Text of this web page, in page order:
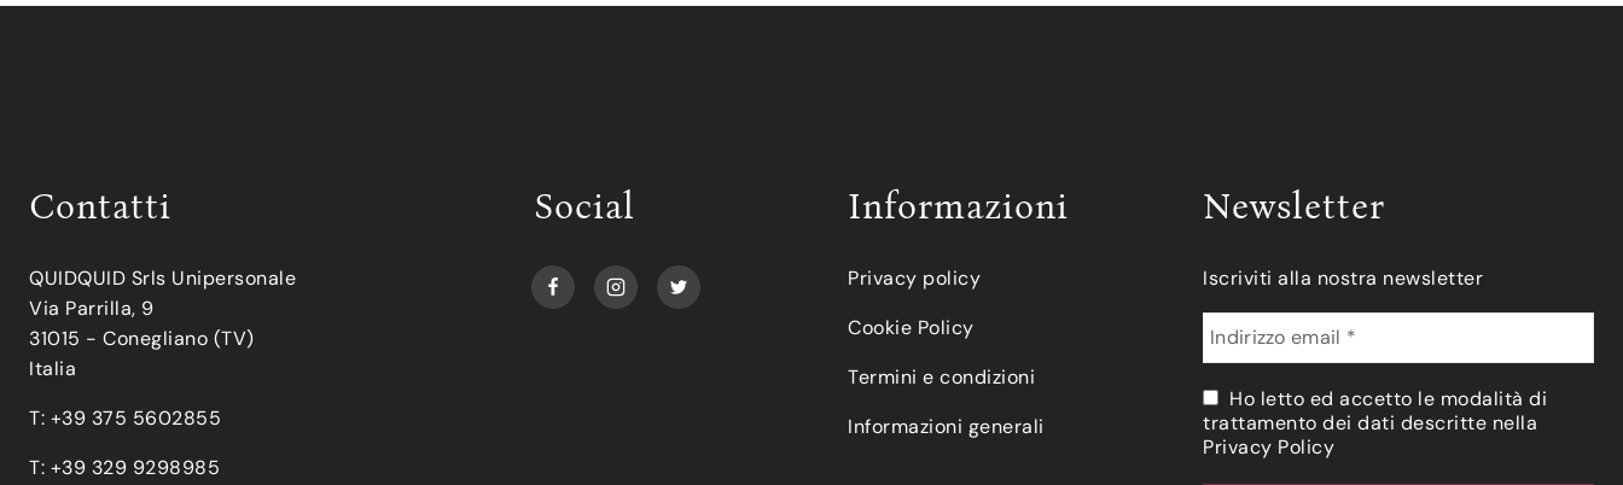
Contatti
QUIDQUID Srls Unipersonale
Via Parrilla, 9
31015 - Conegliano (TV)
Italia
T: +39 375 5602855
T: +39 329 9298985
Social Informazioni
Privacy policy
Cookie Policy
Termini e condizioni
Informazioni generali
Newsletter
Iscriviti alla nostra newsletter
Ho letto ed accetto le modalità di
trattamento dei dati descritte nella
Privacy Policy